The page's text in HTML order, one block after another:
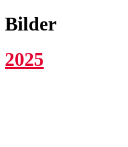
Bilder
2025